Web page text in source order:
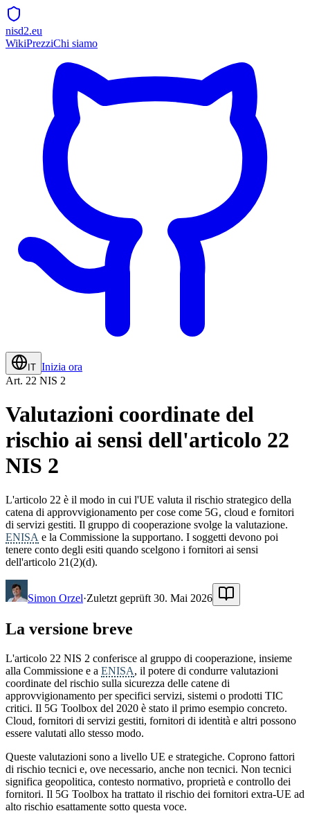
nisd2.eu
WikiPrezziChi siamo
IT Inizia ora
Art. 22 NIS 2
Valutazioni coordinate del
rischio ai sensi dell'articolo 22
NIS 2
L'articolo 22 è il modo in cui l'UE valuta il rischio strategico della
catena di approvvigionamento per cose come 5G, cloud e fornitori
di servizi gestiti. Il gruppo di cooperazione svolge la valutazione.
ENISA e la Commissione la supportano. I soggetti devono poi
tenere conto degli esiti quando scelgono i fornitori ai sensi
dell'articolo 21(2)(d).
Simon Orzel·Zuletzt geprüft 30. Mai 2026
La versione breve
L'articolo 22 NIS 2 conferisce al gruppo di cooperazione, insieme
alla Commissione e a ENISA, il potere di condurre valutazioni
coordinate del rischio sulla sicurezza delle catene di
approvvigionamento per specifici servizi, sistemi o prodotti TIC
critici. Il 5G Toolbox del 2020 è stato il primo esempio concreto.
Cloud, fornitori di servizi gestiti, fornitori di identità e altri possono
essere valutati allo stesso modo.
Queste valutazioni sono a livello UE e strategiche. Coprono fattori
di rischio tecnici e, ove necessario, anche non tecnici. Non tecnici
significa geopolitica, contesto normativo, proprietà e controllo dei
fornitori. Il 5G Toolbox ha trattato il rischio dei fornitori extra-UE ad
alto rischio esattamente sotto questa voce.